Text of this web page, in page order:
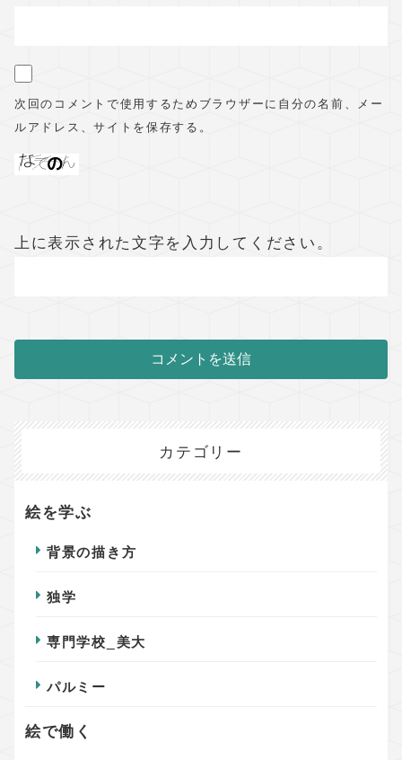
次回のコメントで使用するためブラウザーに自分の名前、メー
ルアドレス、サイトを保存する。
上に表示された文字を入力してください。
カテゴリー
絵を学ぶ
背景の描き方
独学
専門学校_美大
パルミー
絵で働く